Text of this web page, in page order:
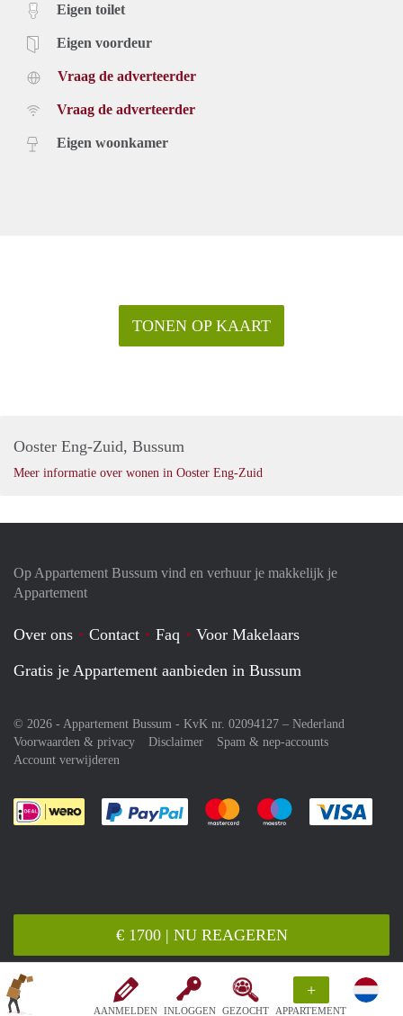
AANMELDEN INLOGGEN GEZOCHT
+
APPARTEMENT
Eigen toilet
Eigen voordeur
Vraag de adverteerder
Vraag de adverteerder
Eigen woonkamer
€ 1700 | NU REAGEREN
TONEN OP KAART
Ooster Eng-Zuid, Bussum
Meer informatie over wonen in Ooster Eng-Zuid
Op Appartement Bussum vind en verhuur je makkelijk je
Appartement
Over ons Contact Faq
Voor Makelaars
Gratis je Appartement aanbieden in Bussum
© 2026 - Appartement Bussum - KvK nr. 02094127 – Nederland
Voorwaarden & privacy
Disclaimer
Spam & nep-accounts
Account verwijderen
Je rekent gemakkelijk af met Paypal
Je rekent gemakkelijk af met
Je rekent